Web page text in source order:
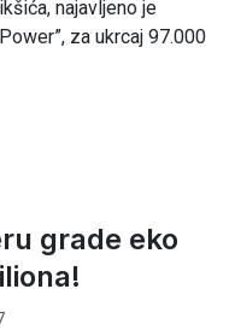
najavljeno je
za ukrcaj 97.000
grade eko